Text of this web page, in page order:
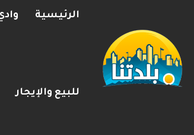
الرئيسية
للبيع والإيجار
ترامب: أشارك
الإعلانات